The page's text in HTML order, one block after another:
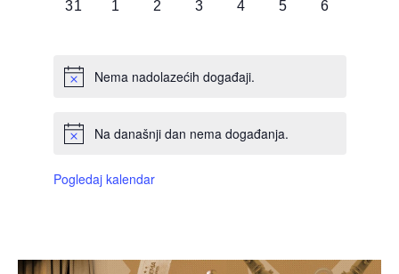
0
31
0
1
0
2
0
3
0
4
0
5
0
6
Nema nadolazećih događaji.
Na današnji dan nema događanja.
Pogledaj kalendar